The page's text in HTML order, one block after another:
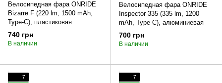
Велосипедная фара ONRIDE
Bizarre F (220 lm, 1500 mAh,
Type-C), пластиковая
740 грн
В наличии
Велосипедная фара ONRIDE
Inspector 335 (335 lm, 1200
mAh, Type-C), алюминиевая
700 грн
В наличии
7
7